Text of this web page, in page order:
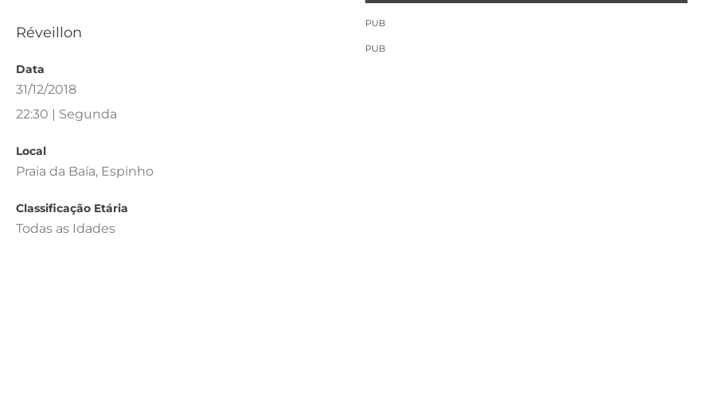
Réveillon
Data
31/12/2018
22:30 | Segunda
Local
Praia da Baía, Espinho
Classificação Etária
Todas as Idades
PUB
PUB